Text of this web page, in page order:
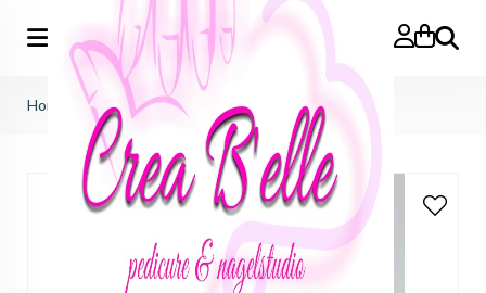
Zoeken
Home reflectieve neon gelpolish 02